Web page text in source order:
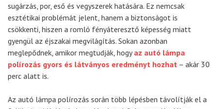
sugárzás, por, eső és vegyszerek hatására. Ez nemcsak
esztétikai problémát jelent, hanem a biztonságot is
csökkenti, hiszen a romló fényáteresztő képesség miatt
gyengül az éjszakai megvilágítás. Sokan azonban
meglepődnek, amikor megtudják, hogyaz autó lámpa
polírozás gyors és látványos eredményt hozhat – akár 30
perc alatt is.
Az autó lámpa polírozás során több lépésben távolítják el a